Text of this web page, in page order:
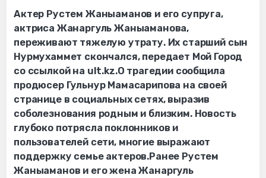
Актер Рустем Жаныаманов и его супруга,
актриса Жанаргуль Жаныаманова,
переживают тяжелую утрату. Их старший сын
Нурмухаммет скончался, передает Мой Город
со ссылкой на ult.kz.О трагедии сообщила
продюсер Гульнур Мамасарипова на своей
странице в социальных сетях, выразив
соболезнования родным и близким. Новость
глубоко потрясла поклонников и
пользователей сети, многие выражают
поддержку семье актеров.Ранее Рустем
Жаныаманов и его жена Жанаргуль